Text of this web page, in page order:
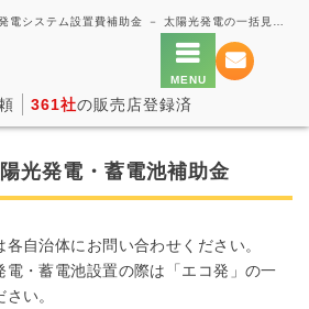
361社の販売店登録済
光発電・蓄電池補助金
自治体にお問い合わせください。
電・蓄電池設置の際は「エコ発」の一
い。